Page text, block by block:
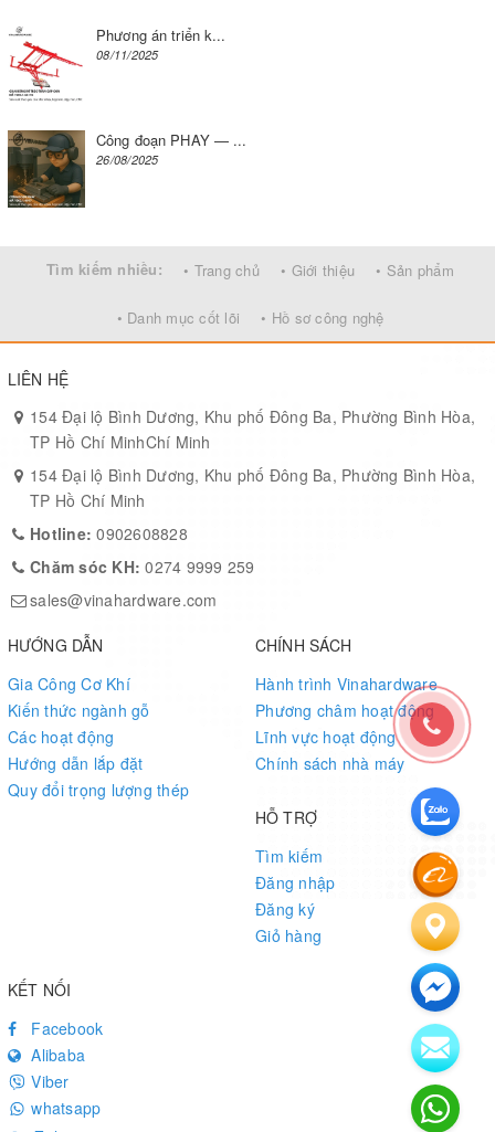
Phương án triển k...
08/11/2025
Công đoạn PHAY — ...
26/08/2025
Tìm kiếm nhiều: • Trang chủ • Giới thiệu • Sản phẩm
• Danh mục cốt lõi • Hồ sơ công nghệ
LIÊN HỆ
154 Đại lộ Bình Dương, Khu phố Đông Ba, Phường Bình Hòa,
TP Hồ Chí MinhChí Minh
154 Đại lộ Bình Dương, Khu phố Đông Ba, Phường Bình Hòa,
TP Hồ Chí Minh
Hotline:0902608828
Chăm sóc KH:0274 9999 259
sales@vinahardware.com
HƯỚNG DẪN
Gia Công Cơ Khí
Kiến thức ngành gỗ
Các hoạt động
Hướng dẫn lắp đặt
Quy đổi trọng lượng thép
CHÍNH SÁCH
Hành trình Vinahardware
Phương châm hoạt động
Lĩnh vực hoạt động
Chính sách nhà máy
HỖ TRỢ
Tìm kiếm
Đăng nhập
Đăng ký
Giỏ hàng
KẾT NỐI
Facebook
Alibaba
Viber
whatsapp